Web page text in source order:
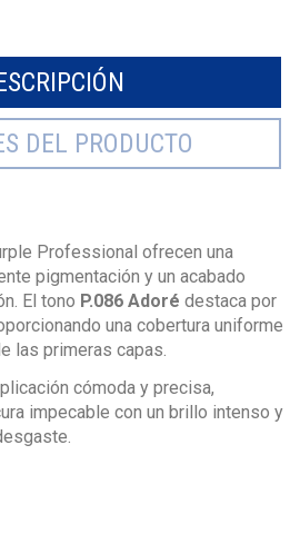
DEL PRODUCTO
Professional ofrecen una
pigmentación y un acabado
El tono P.086 Adoré destaca por
una cobertura uniforme
las primeras capas.
cómoda y precisa,
impecable con un brillo intenso y